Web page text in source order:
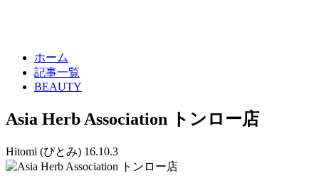
ホーム
記事一覧
BEAUTY
Asia Herb Association トンロー店
Hitomi (ぴとみ) 16.10.3